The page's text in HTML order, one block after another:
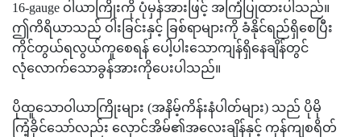
16-gauge ဝါယာကြိုးကို ပုံမှန်အားဖြင့် အကြံပြုထားပါသည်။
ဤကိရိယာသည် ဝါးခြင်းနှင့် ခြစ်ရာများကို ခံနိုင်ရည်ရှိစေပြီး
ကိုင်တွယ်ရလွယ်ကူစေရန် ပေါ့ပါးသောကျန်ရှိနေချိန်တွင်
လုံလောက်သောခွန်အားကိုပေးပါသည်။
ပိုထူသောဝါယာကြိုးများ (အနိမ့်ကိန်းနံပါတ်များ) သည် ပိုမို
ကြံ့ခိုင်သော်လည်း လှောင်အိမ်၏အလေးချိန်နှင့် ကုန်ကျစရိတ်